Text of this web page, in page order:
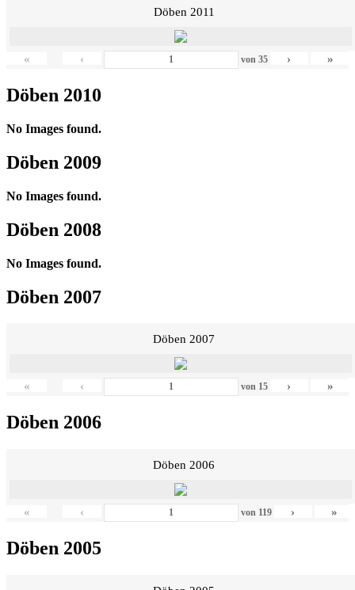
Döben 2011
« ‹ von 35 › »
Döben 2010
No Images found.
Döben 2009
No Images found.
Döben 2008
No Images found.
Döben 2007
Döben 2007
« ‹ von 15 › »
Döben 2006
Döben 2006
« ‹ von 119 › »
Döben 2005